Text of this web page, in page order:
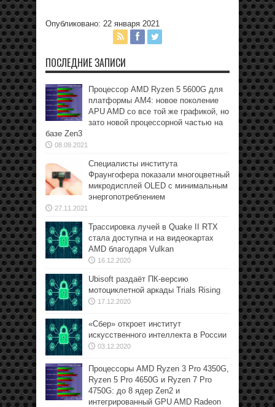
Опубликовано: 22 января 2021
ПОСЛЕДНИЕ ЗАПИСИ
Процессор AMD Ryzen 5 5600G для
платформы АМ4: новое поколение
APU AMD со все той же графикой, но
зато новой процессорной частью на
базе Zen3
08.09.2021
Специалисты института
Фраунгофера показали многоцветный
микродисплей OLED с минимальным
энергопотреблением
27.11.2021
Трассировка лучей в Quake II RTX
стала доступна и на видеокартах
AMD благодаря Vulkan
16.12.2020
Ubisoft раздаёт ПК-версию
мотоциклетной аркады Trials Rising
17.12.2020
«Сбер» откроет институт
искусственного интеллекта в России
03.12.2020
Процессоры AMD Ryzen 3 Pro 4350G,
Ryzen 5 Pro 4650G и Ryzen 7 Pro
4750G: до 8 ядер Zen2 и
интегрированный GPU AMD Radeon